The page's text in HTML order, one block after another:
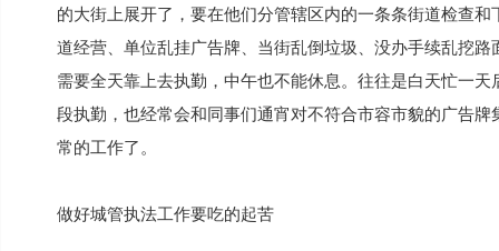
的大街上展开了，要在他们分管辖区内的一条条街道检查
道经营、单位乱挂广告牌、当街乱倒垃圾、没办手续乱挖
需要全天靠上去执勤，中午也不能休息。往往是白天忙一
段执勤，也经常会和同事们通宵对不符合市容市貌的广告
常的工作了。
做好城管执法工作要吃的起苦